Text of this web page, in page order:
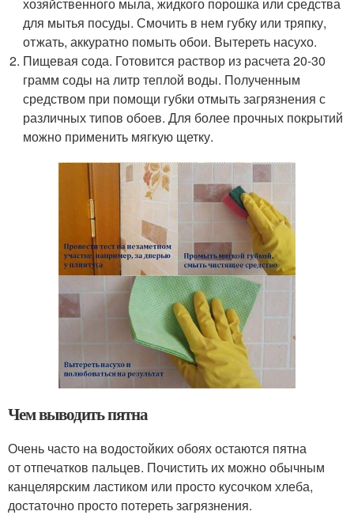
хозяйственного мыла, жидкого порошка или средства
для мытья посуды. Смочить в нем губку или тряпку,
отжать, аккуратно помыть обои. Вытереть насухо.
Пищевая сода. Готовится раствор из расчета 20-30
грамм соды на литр теплой воды. Полученным
средством при помощи губки отмыть загрязнения с
различных типов обоев. Для более прочных покрытий
можно применить мягкую щетку.
Чем выводить пятна
Очень часто на водостойких обоях остаются пятна
от отпечатков пальцев. Почистить их можно обычным
канцелярским ластиком или просто кусочком хлеба,
достаточно просто потереть загрязнения.